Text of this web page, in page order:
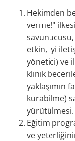
Hekimden
verme!"
etkin, iyi
yönetici) ve
klinik
yaklaşımın
kurabilme)
yürütülmesi.
Eğitim
ve